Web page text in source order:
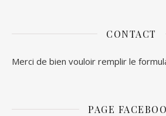
CONTACT
Merci de bien vouloir remplir le
PAGE